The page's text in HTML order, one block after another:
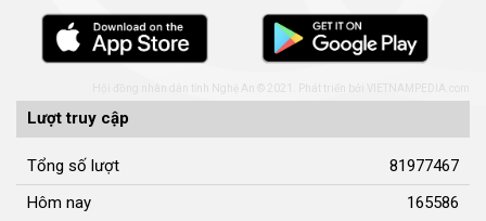
Hội đồng nhân dân tỉnh Nghệ An © 2021. Phát triển bởi
Lượt truy cập
Tổng số lượt
81977467
Hôm nay
165586